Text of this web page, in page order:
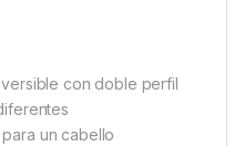
con doble perfil
un cabello